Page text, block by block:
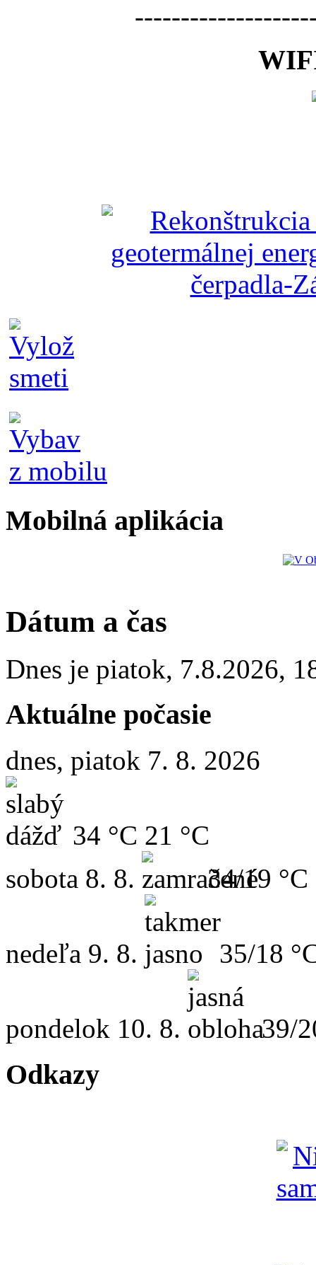
Mobilná aplikácia
Dátum a čas
Dnes je piatok, 7.8.2026,
Aktuálne počasie
dnes, piatok 7. 8. 2026
34 °C 21 °C
sobota 8. 8. 34/19 °C
nedeľa 9. 8. 35/18
pondelok 10. 8. 39/
Odkazy